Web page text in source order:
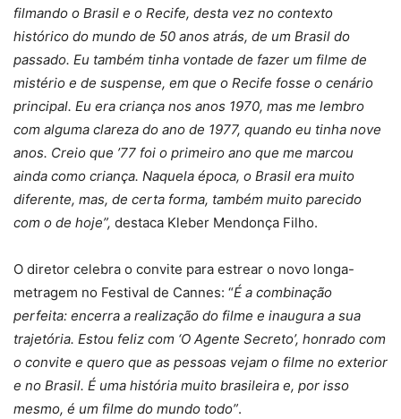
filmando o Brasil e o Recife, desta vez no contexto
histórico do mundo de 50 anos atrás, de um Brasil do
passado. Eu também tinha vontade de fazer um filme de
mistério e de suspense, em que o Recife fosse o cenário
principal. Eu era criança nos anos 1970, mas me lembro
com alguma clareza do ano de 1977, quando eu tinha nove
anos. Creio que ’77 foi o primeiro ano que me marcou
ainda como criança. Naquela época, o Brasil era muito
diferente, mas, de certa forma, também muito parecido
com o de hoje”, destaca Kleber Mendonça Filho.
O diretor celebra o convite para estrear o novo longa-
metragem no Festival de Cannes: “É a combinação
perfeita: encerra a realização do filme e inaugura a sua
trajetória. Estou feliz com ‘O Agente Secreto’, honrado com
o convite e quero que as pessoas vejam o filme no exterior
e no Brasil. É uma história muito brasileira e, por isso
mesmo, é um filme do mundo todo”.